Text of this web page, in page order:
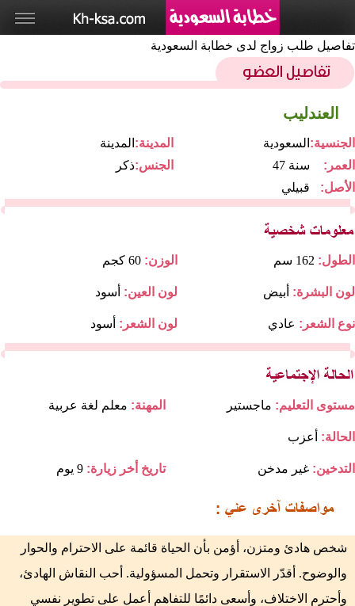
تفاصيل طلب زواج لدى خطابة السعودية
العندليب
المدينة المدينة: السعودية الجنسية:
ذكرالجنس: 47 سنة
العمر:
قبيلي
الأصل:
الوزن: 60 كجم الطول: 162 سم
لون العين: أسود لون البشرة: أبيض
لون الشعر: أسود نوع الشعر: عادي
المهنة: معلم لغة عربية مستوى التعليم: ماجستير
الحالة: أعزب
تاريخ أخر زيارة: 9 يوم التدخين: غير مدخن
شخص هادئ ومتزن، أؤمن بأن الحياة قائمة على الاحترام والحوار
والوضوح. أقدّر الاستقرار وتحمل المسؤولية. أحب النقاش الهادئ،
وأحترم الاختلاف، وأسعى دائمًا للتفاهم أعمل على تطوير نفسي